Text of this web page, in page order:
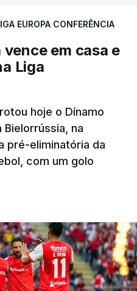
EUROPA CONFERÊNCIA
em casa e
Liga
hoje o Dínamo
na
pré-eliminatória da
com um golo